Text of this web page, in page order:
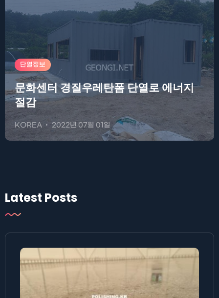
단열정보
문화센터 경질우레탄폼 단열로 에너지
절감
KOREA 2022년 07월 01일
Latest Posts